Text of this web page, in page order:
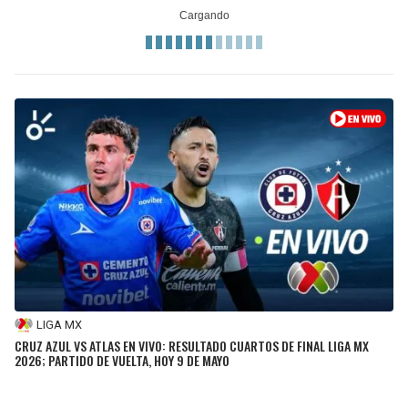
LIGA MX
CRUZ AZUL VS ATLAS EN VIVO: RESULTADO CUARTOS DE FINAL LIGA MX
2026; PARTIDO DE VUELTA, HOY 9 DE MAYO